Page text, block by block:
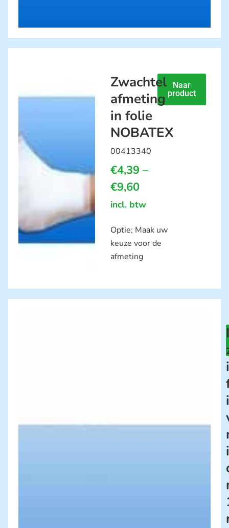
Naar
product
Zwachtel
afmeting
in folie
NOBATEX
00413340
€4,39 –
€9,60
incl. btw
Optie; Maak uw
keuze voor de
afmeting